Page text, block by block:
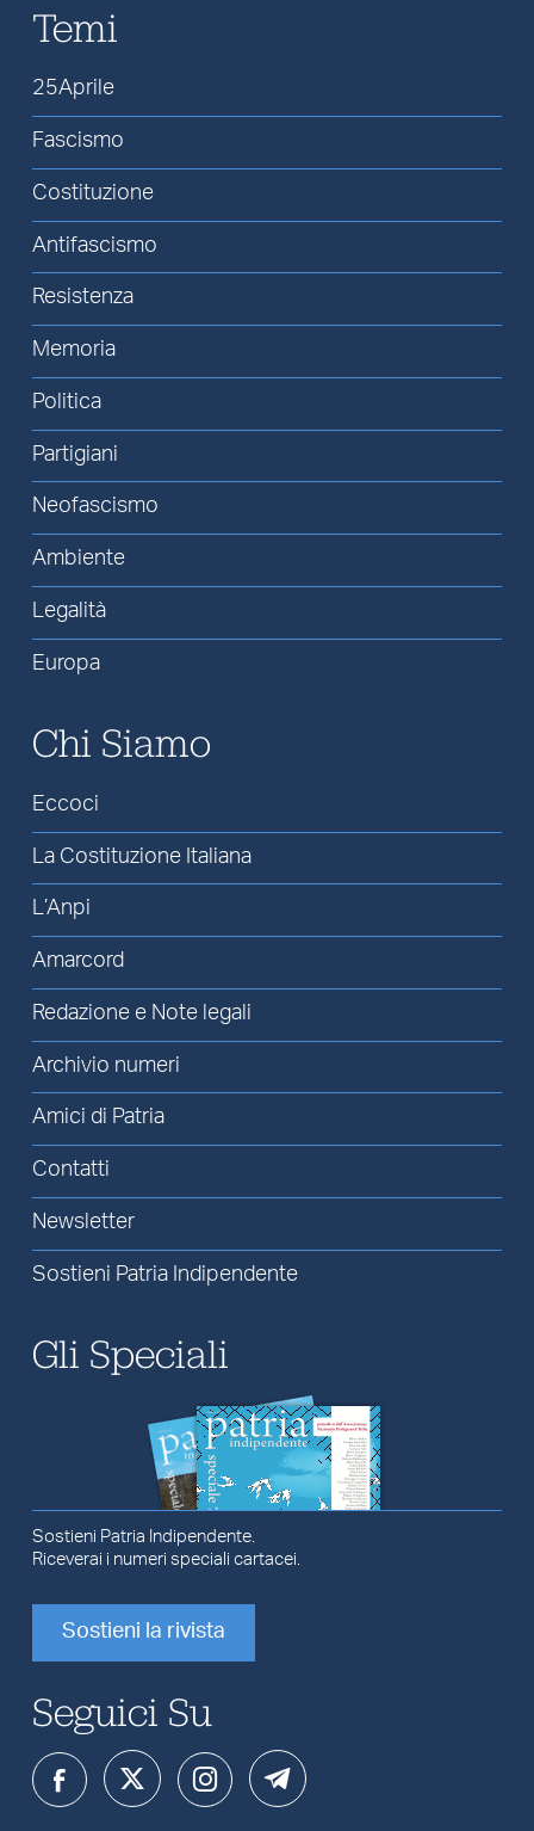
Temi
25Aprile
Fascismo
Costituzione
Antifascismo
Resistenza
Memoria
Politica
Partigiani
Neofascismo
Ambiente
Legalità
Europa
Chi Siamo
Eccoci
La Costituzione Italiana
L’Anpi
Amarcord
Redazione e Note legali
Archivio numeri
Amici di Patria
Contatti
Newsletter
Sostieni Patria Indipendente
Gli Speciali
Sostieni Patria Indipendente.
Riceverai i numeri speciali cartacei.
Sostieni la rivista
Seguici Su